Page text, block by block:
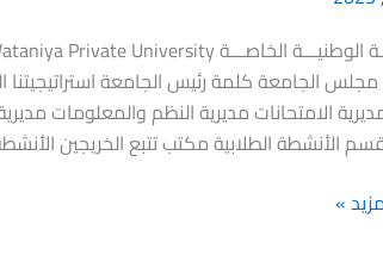
الجامعة كلمة رئيس الجامعة استراتيجيتنا
الامتحانات مديرية النظم والمعلومات
الأنشطة الطلابية مكتب تتبع الخريجين
»